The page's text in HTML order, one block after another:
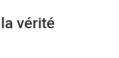
vérité